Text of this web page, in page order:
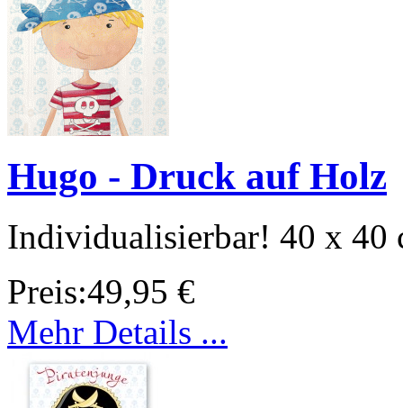
Hugo - Druck auf Holz
Individualisierbar! 40 x 40
Preis:49,95 €
Mehr Details ...